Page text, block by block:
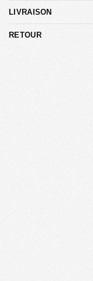
LIVRAISON
RETOUR